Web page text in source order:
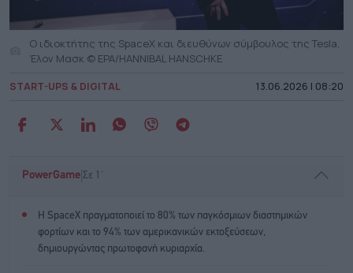
Ο ιδιοκτήτης της SpaceX και διευθύνων σύμβουλος της Tesla,
Έλον Μασκ © EPA/HANNIBAL HANSCHKE
START-UPS & DIGITAL 13.06.2026 | 08:20
PowerGame Σε 1'
Η SpaceX πραγματοποιεί το 80% των παγκόσμιων διαστημικών
φορτίων και το 94% των αμερικανικών εκτοξεύσεων,
δημιουργώντας πρωτοφανή κυριαρχία.